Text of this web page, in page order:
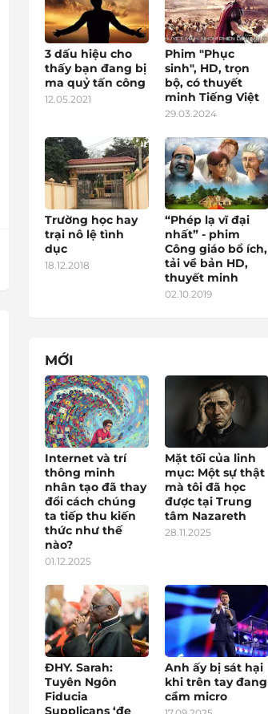
3 dấu hiệu cho
thấy bạn đang bị
ma quỷ tấn công
12.05.2021
Phim "Phục
sinh", HD, trọn
bộ, có thuyết
minh Tiếng Việt
29.03.2024
Trường học hay
trại nô lệ tình
dục
18.12.2018
“Phép lạ vĩ đại
nhất” - phim
Công giáo bổ ích,
tải về bản HD,
thuyết minh
02.10.2019
MỚI
Internet và trí
thông minh
nhân tạo đã thay
đổi cách chúng
ta tiếp thu kiến
thức như thế
nào?
01.12.2025
Mặt tối của linh
mục: Một sự thật
mà tôi đã học
được tại Trung
tâm Nazareth
28.11.2025
ĐHY. Sarah:
Tuyên Ngôn
Fiducia
Supplicans ‘đe
Anh ấy bị sát hại
khi trên tay đang
cầm micro